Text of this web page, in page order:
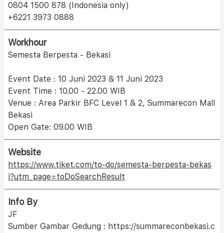
0804 1500 878 (Indonesia only)
+6221 3973 0888
Workhour
Semesta Berpesta - Bekasi
Event Date : 10 Juni 2023 & 11 Juni 2023
Event Time : 10.00 - 22.00 WIB
Venue : Area Parkir BFC Level 1 & 2, Summarecon Mall
Bekasi
Open Gate: 09.00 WIB
Website
https://www.tiket.com/to-do/semesta-berpesta-bekas
i?utm_page=toDoSearchResult
Info By
JF
Sumber Gambar Gedung : https://summareconbekasi.c